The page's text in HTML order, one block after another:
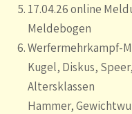
17.04.26 online
Meldebogen
Werfermehrkampf-
Kugel, Diskus,
Altersklassen
Hammer,